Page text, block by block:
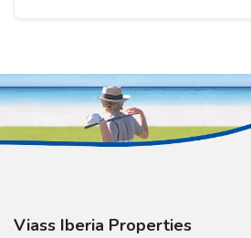
Viass Iberia Properties